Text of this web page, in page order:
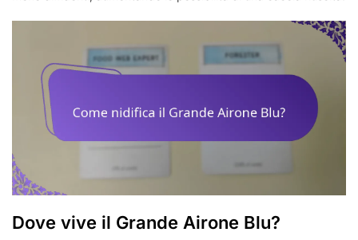
Dove vive il Grande Airone Blu?